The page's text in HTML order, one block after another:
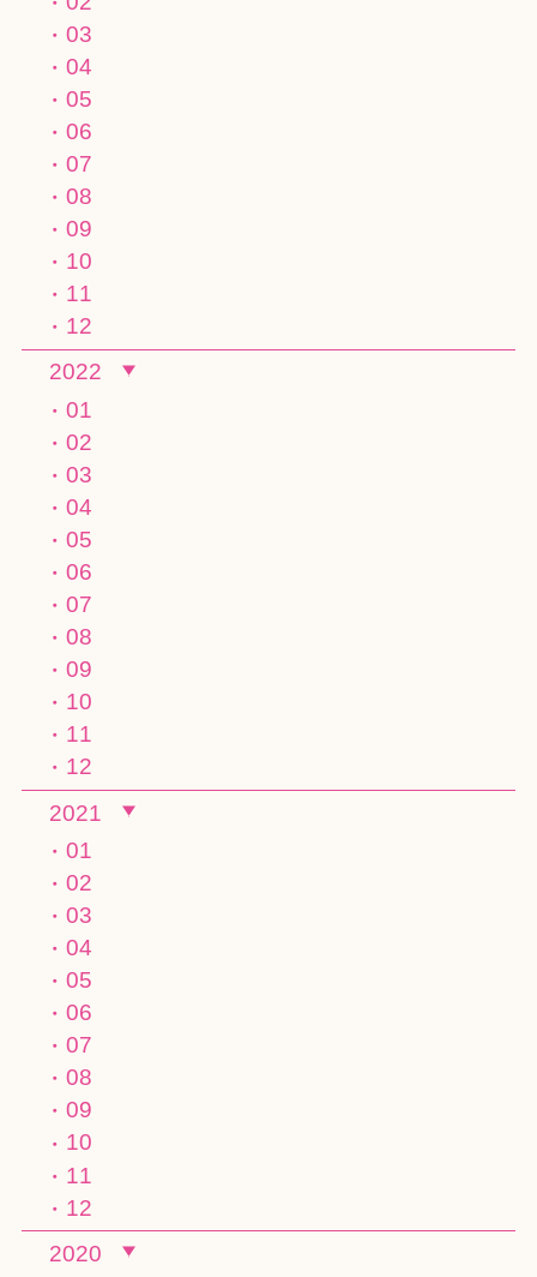
03
04
05
06
07
08
09
10
11
12
2022
01
02
03
04
05
06
07
08
09
10
11
12
2021
01
02
03
04
05
06
07
08
09
10
11
12
2020